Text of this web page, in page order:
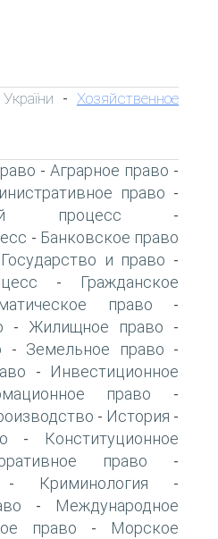
- Хозяйственное
- Аграрное право -
право -
процесс -
- Банковское право
Государство и право -
-
Гражданское
право -
- Жилищное право -
- Земельное право -
-
Инвестиционное
право -
- История -
-
Конституционное
право -
Криминология -
-
Международное
право -
Морское